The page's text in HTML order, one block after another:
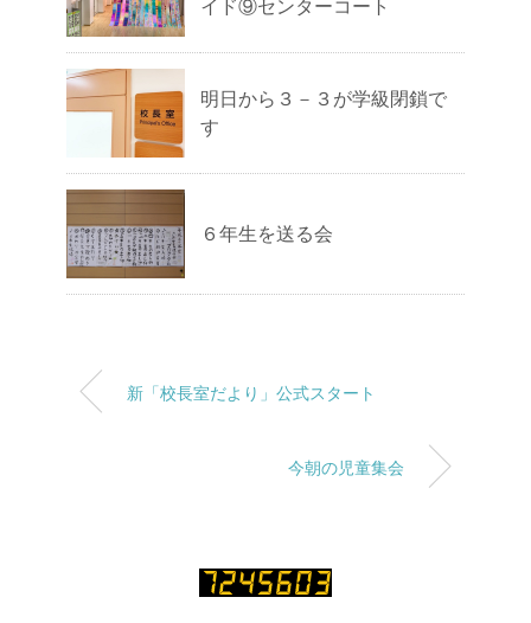
イド⑨センターコート
明日から３－３が学級閉鎖で
す
６年生を送る会
新「校長室だより」公式スタート
今朝の児童集会